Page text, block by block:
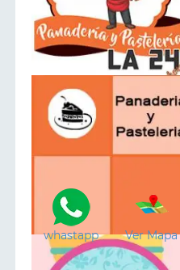
whastapp Ver Mapa